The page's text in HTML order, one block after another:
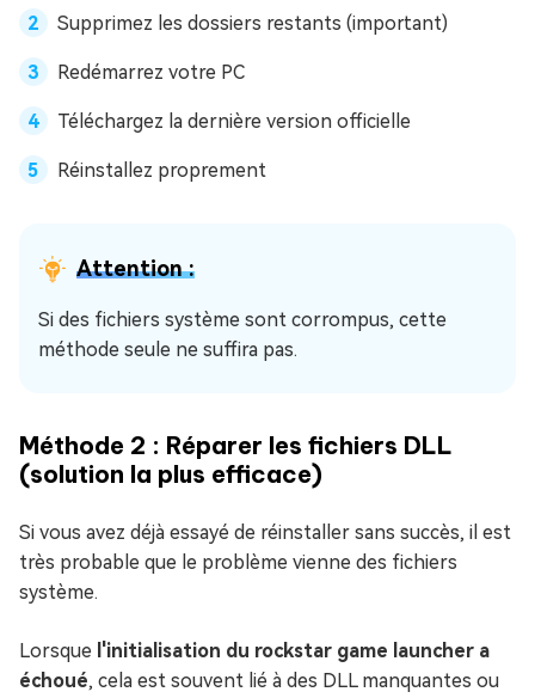
Supprimez les dossiers restants (important)
Redémarrez votre PC
Téléchargez la dernière version officielle
Réinstallez proprement
Attention :
Si des fichiers système sont corrompus, cette
méthode seule ne suffira pas.
Méthode 2 : Réparer les fichiers DLL
(solution la plus efficace)
Si vous avez déjà essayé de réinstaller sans succès, il est
très probable que le problème vienne des fichiers
système.
Lorsque l'initialisation du rockstar game launcher a
échoué, cela est souvent lié à des DLL manquantes ou